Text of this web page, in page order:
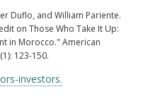
Duflo, and William Pariente.
on Those Who Take It Up:
in Morocco." American
123-150.
investors.